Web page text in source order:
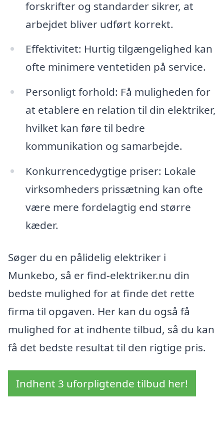
forskrifter og standarder sikrer, at
arbejdet bliver udført korrekt.
Effektivitet: Hurtig tilgængelighed kan
ofte minimere ventetiden på service.
Personligt forhold: Få muligheden for
at etablere en relation til din elektriker,
hvilket kan føre til bedre
kommunikation og samarbejde.
Konkurrencedygtige priser: Lokale
virksomheders prissætning kan ofte
være mere fordelagtig end større
kæder.
Søger du en pålidelig elektriker i
Munkebo, så er find-elektriker.nu din
bedste mulighed for at finde det rette
firma til opgaven. Her kan du også få
mulighed for at indhente tilbud, så du kan
få det bedste resultat til den rigtige pris.
Indhent 3 uforpligtende tilbud her!